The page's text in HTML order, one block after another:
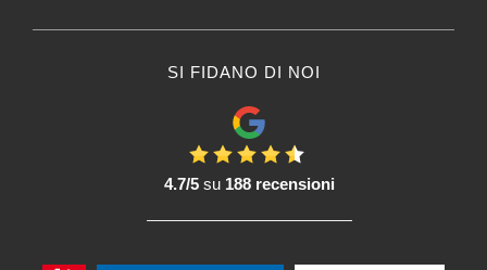
SI FIDANO DI NOI
4.7/5su 188 recensioni